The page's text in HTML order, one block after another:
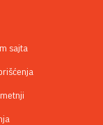
sajta